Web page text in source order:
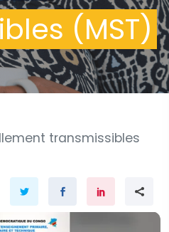
(MST)
transmissibles